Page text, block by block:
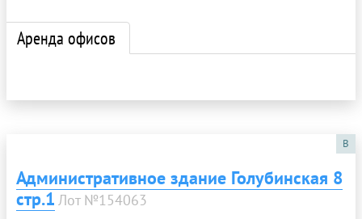
Аренда офисов
B
Административное здание Голубинская 8
стр.1 Лот №154063